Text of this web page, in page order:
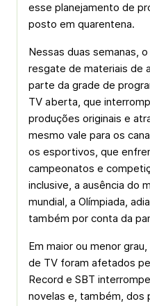
esse planejamento de
posto em quarentena.
Nessas duas semanas,
resgate de materiais de
parte da grade de
TV aberta, que
produções originais e
mesmo vale para os
os esportivos, que
campeonatos e
inclusive, a ausência do
mundial, a Olímpiada,
também por conta da
Em maior ou menor
de TV foram afetados
Record e SBT
novelas e, também, dos